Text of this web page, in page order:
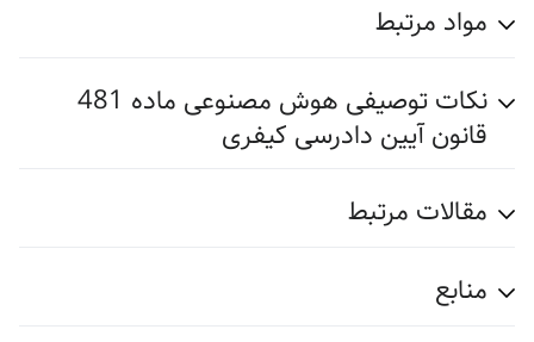
مواد مرتبط
نکات توصیفی هوش مصنوعی ماده 481
قانون آیین دادرسی کیفری
مقالات مرتبط
منابع